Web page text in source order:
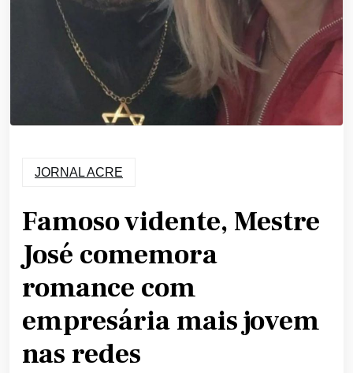
JORNAL ACRE
Famoso vidente, Mestre
José comemora
romance com
empresária mais jovem
nas redes